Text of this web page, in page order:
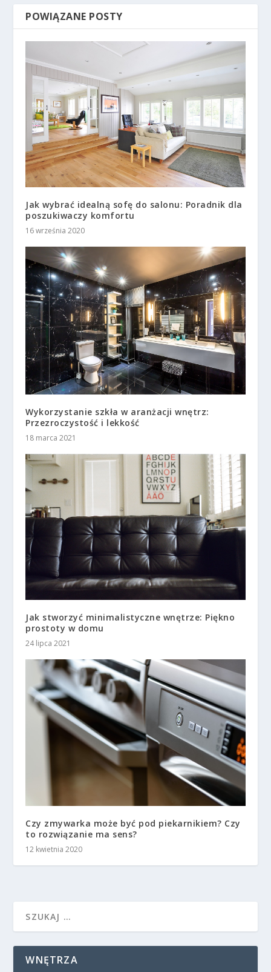
POWIĄZANE POSTY
Jak wybrać idealną sofę do salonu: Poradnik dla
poszukiwaczy komfortu
16 września 2020
Wykorzystanie szkła w aranżacji wnętrz:
Przezroczystość i lekkość
18 marca 2021
Jak stworzyć minimalistyczne wnętrze: Piękno
prostoty w domu
24 lipca 2021
Czy zmywarka może być pod piekarnikiem? Czy
to rozwiązanie ma sens?
12 kwietnia 2020
WNĘTRZA